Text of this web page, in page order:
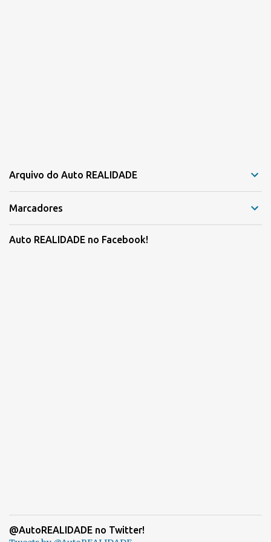
Arquivo do Auto REALIDADE
Marcadores
Auto REALIDADE no Facebook!
@AutoREALIDADE no Twitter!